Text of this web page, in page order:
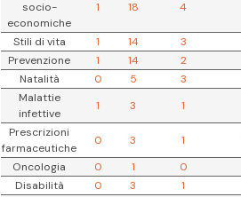
socio-
economiche
1 18 4
Stili di vita 1 14 3
Prevenzione
1 14 2
Natalità
0 5 3
Malattie
infettive
1 3 1
Prescrizioni
farmaceutiche
0 3 1
Oncologia
0 1 0
Disabilità
0 3 1